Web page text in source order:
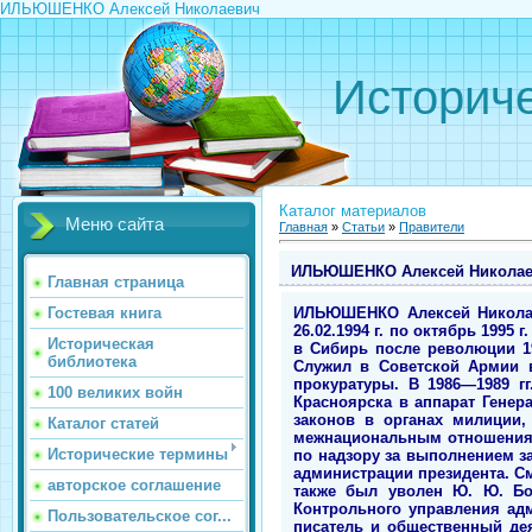
ИЛЬЮШЕНКО Алексей Николаевич
Меню сайта
Главная страница
Гостевая книга
Историческая
библиотека
100 великих войн
Каталог статей
Исторические термины
авторское соглашение
Пользовательское сог...
Каталог материалов
Главная » Статьи » Правители
ИЛЬЮШЕНКО Алексей
ИЛЬЮШЕНКО Алексей Николаевич (23.09.1957). Исполняющий обязанности Генерального прокурора Российской Федерации с 26.02.1994 г. по октябрь 1995 г. Родился в г. Анжеро-Судженске Кемеровской области. Предки коренные петербуржцы, сосланные в Сибирь после революции 1917 года. Образование получил на юридическом факультете Красноярского университета (1979). Служил в Советской Армии в морской пехоте на Дальнем Востоке. По окончании учебы работал в органах красноярской прокуратуры. В 1986—1989 гг. был заместителем прокурора Кировского района Красноярска. Осенью 1989 г. переведен из Красноярска в аппарат Генеральной прокуратуры РСФСР в Москву, где работал сначала в отделе по надзору за исполнением законов в органах милиции, а затем, с апреля 1990 г., в новосозданном отделе по надзору за выполнением законов по межнациональным отношениям. В феврале 1992 г. назначен заместителем начальника отдела Генеральной прокуратуры России по надзору за выполнением законов по межнациональным отношениям. С 19.03.1993 г. руководитель Контрольного управления администрации президента. Сменил в этой должности Ю. Ю. Болдырева. Пост главного государственного инспектора, с которого также был уволен Ю. Ю. Болдырев, А. Н. Ильюшенко не занял в связи с его упразднением. На должность начальника Контрольного управления администрации президента назначен по инициативе С. А. Филатова, которому его порекомендовал писатель и общественный деятель А. М. Адамович. По словам С. А. Филатова, Генеральный прокурор РФ В. Г. Степанков, в ведомстве которого служил А. Н. Ильюшенко, был против этого выдвижения. Считал, что А. Н. Ильюшенко работает в Генпрокуратуре очень мало, у него нет должного опыта, да и слишком молод. С весны 1993 г. входил в Межведомственную комиссию по борьбе с коррупцией. В июне 1993 г. с согласия Б. Н. Ельцина вместе с адвокатом А. М. Макаровым летал в Швейцарию, откуда привез компрометирующие материалы на министра безопасности В. П. Баранникова, в ту пору одного самых близких и доверенных людей Б. Н. Ельцина, и на заместителя министра внутренних дел РФ А. Ф. Дунаева. Вместе с А. М. Макаровым был одним из соавторов «дела о трасте А. В. Руцкого», которое не было подтверждено фактами. Привез из Цюриха счета, чеки, накладные, свидетельствующие о том, что на жен министра